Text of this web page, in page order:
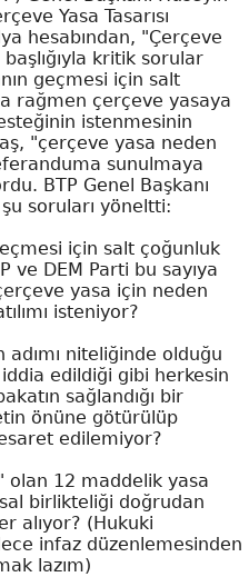
Yasa Tasarısı
hesabından, "Çerçeve
kritik sorular
geçmesi için salt
rağmen çerçeve yasaya
istenmesinin
"çerçeve yasa neden
sunulmaya
BTP Genel Başkanı
soruları yöneltti:
için salt çoğunluk
ve DEM Parti bu sayıya
yasa için neden
isteniyor?
niteliğinde olduğu
edildiği gibi herkesin
sağlandığı bir
önüne götürülüp
edilemiyor?
olan 12 maddelik yasa
birlikteliği doğrudan
alıyor? (Hukuki
infaz düzenlemesinden
lazım)